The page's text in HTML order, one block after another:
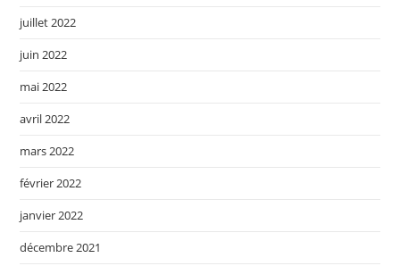
juillet 2022
juin 2022
mai 2022
avril 2022
mars 2022
février 2022
janvier 2022
décembre 2021